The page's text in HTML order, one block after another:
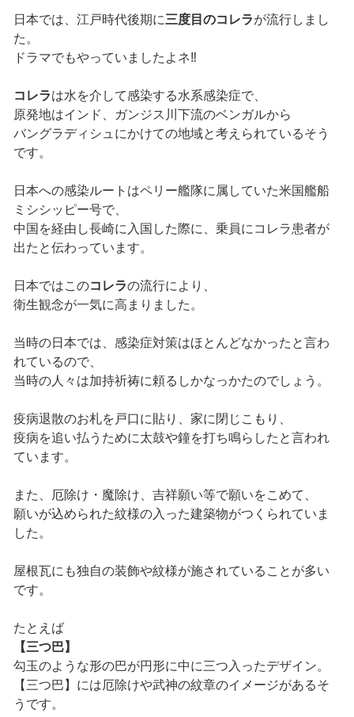
日本では、江戸時代後期に三度目のコレラが流行しまし
た。
ドラマでもやっていましたよネ‼
コレラは水を介して感染する水系感染症で、
原発地はインド、ガンジス川下流のベンガルから
バングラディシュにかけての地域と考えられているそう
です。
日本への感染ルートはペリー艦隊に属していた米国艦船
ミシシッピー号で、
中国を経由し長崎に入国した際に、乗員にコレラ患者が
出たと伝わっています。
日本ではこのコレラの流行により、
衛生観念が一気に高まりました。
当時の日本では、感染症対策はほとんどなかったと言わ
れているので、
当時の人々は加持祈祷に頼るしかなっかたのでしょう。
疫病退散のお札を戸口に貼り、家に閉じこもり、
疫病を追い払うために太鼓や鐘を打ち鳴らしたと言われ
ています。
また、厄除け・魔除け、吉祥願い等で願いをこめて、
願いが込められた紋様の入った建築物がつくられていま
した。
屋根瓦にも独自の装飾や紋様が施されていることが多い
です。
たとえば
【三つ巴】
勾玉のような形の巴が円形に中に三つ入ったデザイン。
【三つ巴】には厄除けや武神の紋章のイメージがあるそ
うです。